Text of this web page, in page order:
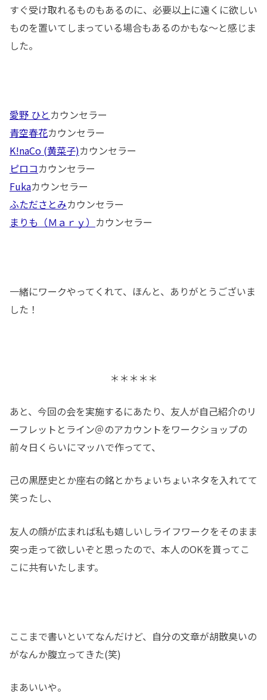
すぐ受け取れるものもあるのに、必要以上に遠くに欲しい
ものを置いてしまっている場合もあるのかもな～と感じま
した。
愛野 ひと カウンセラー
青空春花カウンセラー
K!naCo (黄菜子)カウンセラー
ピロコカウンセラー
Fukaカウンセラー
ふたださとみカウンセラー
まりも（Ｍａｒｙ） カウンセラー
一緒にワークやってくれて、ほんと、ありがとうございま
した！
＊＊＊＊＊
あと、今回の会を実施するにあたり、友人が自己紹介のリ
ーフレットとライン＠のアカウントをワークショップの
前々日くらいにマッハで作ってて、
己の黒歴史とか座右の銘とかちょいちょいネタを入れてて
笑ったし、
友人の顔が広まれば私も嬉しいしライフワークをそのまま
突っ走って欲しいぞと思ったので、本人のOKを貰ってこ
こに共有いたします。
ここまで書いといてなんだけど、自分の文章が胡散臭いの
がなんか腹立ってきた(笑)
まあいいや。